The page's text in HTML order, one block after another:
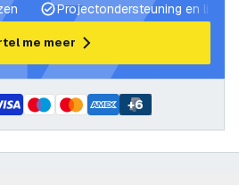
Projectondersteuning en
me meer
+6